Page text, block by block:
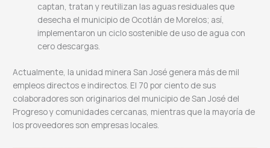
captan, tratan y reutilizan las aguas residuales que
desecha el municipio de Ocotlán de Morelos; así,
implementaron un ciclo sostenible de uso de agua con
cero descargas.
Actualmente, la unidad minera San José genera más de mil
empleos directos e indirectos. El 70 por ciento de sus
colaboradores son originarios del municipio de San José del
Progreso y comunidades cercanas, mientras que la mayoría de
los proveedores son empresas locales.